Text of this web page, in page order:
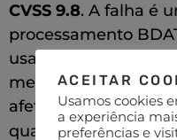
CVSS 9.8. A falha é
processamento
usam GnuTLS,
memória e potencial
afeta versões do
quando compiladas
ACEITAR
Usamos cookies
a experiência
preferências e